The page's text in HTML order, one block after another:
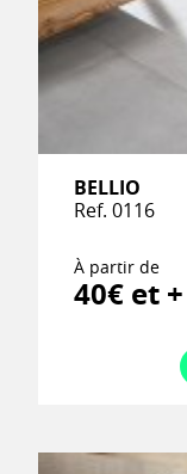
BELLIO
Ref. 0116
À partir de
40€ et +